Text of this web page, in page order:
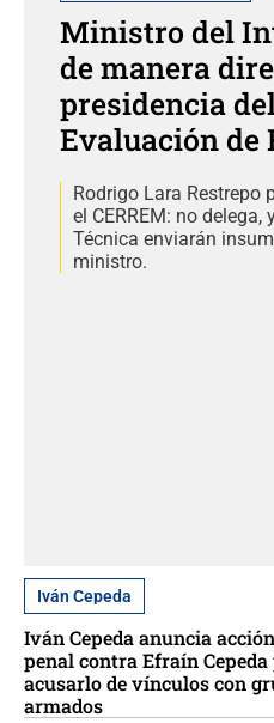
Ministro del
de manera
presidencia
Evaluación de
Rodrigo Lara Restrepo
el CERREM: no delega,
Técnica enviarán
ministro.
Iván Cepeda
Iván Cepeda anuncia acción
penal contra Efraín Cepeda
acusarlo de vínculos con
armados